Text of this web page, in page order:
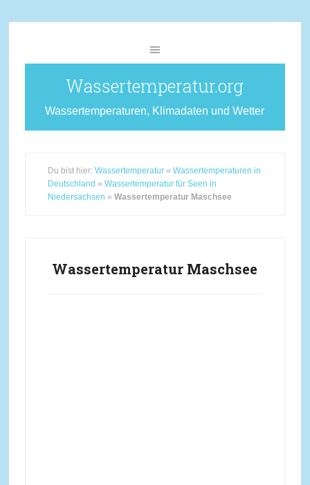
Wassertemperatur.org
Wassertemperaturen, Klimadaten und Wetter
Du bist hier: Wassertemperatur» Wassertemperaturen in
Deutschland » Wassertemperatur für Seen in
Niedersachsen » Wassertemperatur Maschsee
Wassertemperatur Maschsee